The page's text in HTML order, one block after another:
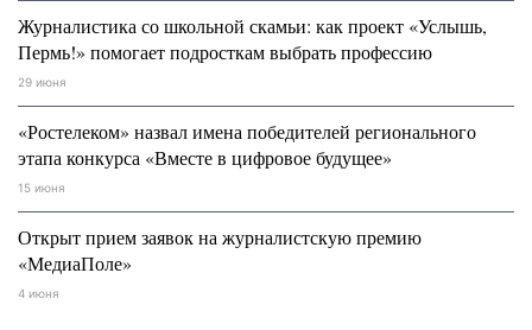
Журналистика со школьной скамьи: как проект «Услышь,
Пермь!» помогает подросткам выбрать профессию
29 июня
«Ростелеком» назвал имена победителей регионального
этапа конкурса «Вместе в цифровое будущее»
15 июня
Открыт прием заявок на журналистскую премию
«МедиаПоле»
4 июня